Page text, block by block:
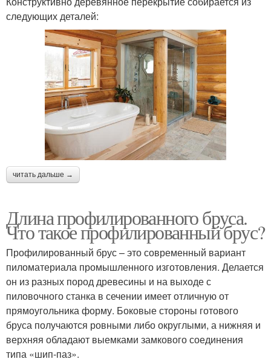
следующих деталей:
читать дальше →
Длина профилированного бруса.
Что такое профилированный брус?
Профилированный брус – это современный вариант
пиломатериала промышленного изготовления. Делается
он из разных пород древесины и на выходе с
пиловочного станка в сечении имеет отличную от
прямоугольника форму. Боковые стороны готового
бруса получаются ровными либо округлыми, а нижняя и
верхняя обладают выемками замкового соединения
типа «шип-паз».